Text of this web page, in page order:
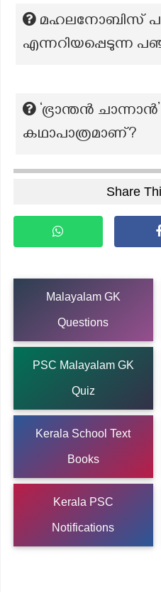
മഹലനോബിസ്
എന്നറിയപ്പെടുന്ന
‘ഭ്രാന്തൻ
കഥാപാത്രമാണ്?
Share
Malayalam GK
Questions
PSC Malayalam GK
Quiz
Kerala School Text
Books
Kerala PSC
Notifications